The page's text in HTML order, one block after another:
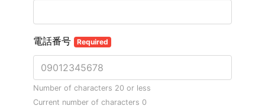
電話番号 Required
Number of characters 20 or less
Current number of characters 0